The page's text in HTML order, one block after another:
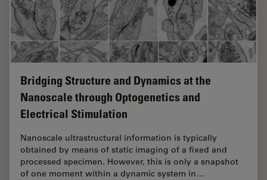
Bridging Structure and Dynamics at the
Nanoscale through Optogenetics and
Electrical Stimulation
Nanoscale ultrastructural information is typically
obtained by means of static imaging of a fixed and
processed specimen. However, this is only a snapshot
of one moment within a dynamic system in…